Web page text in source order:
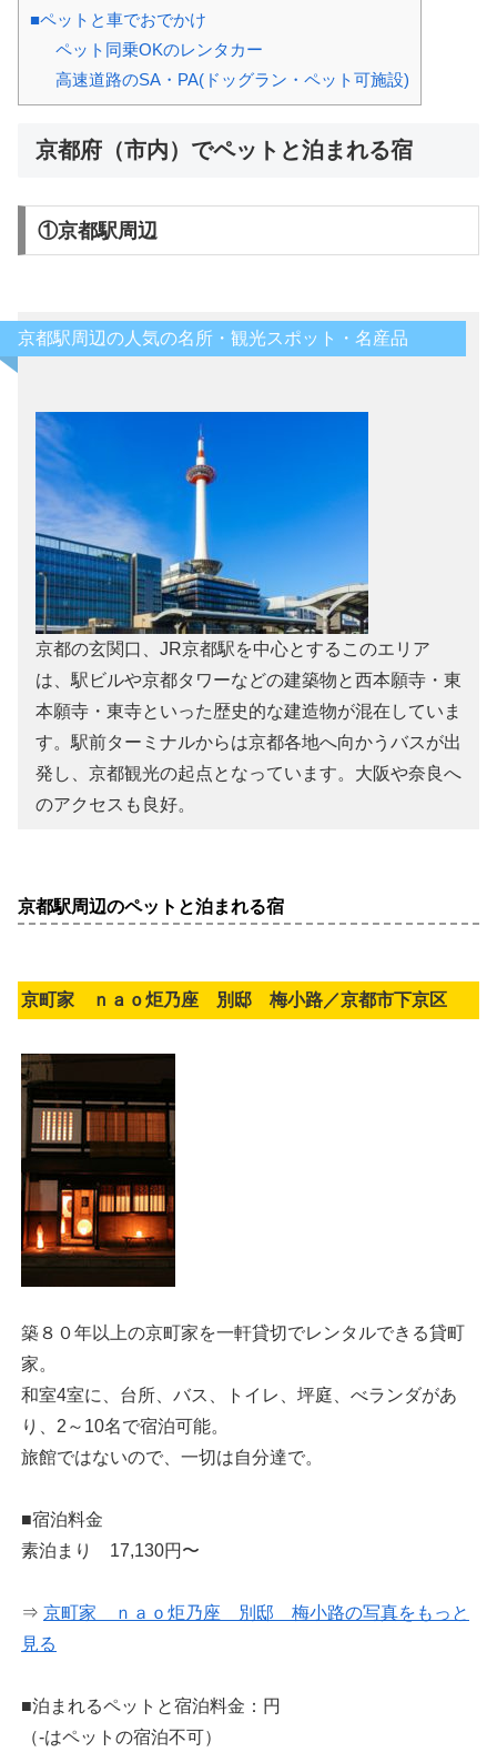
■ペットと車でおでかけ
ペット同乗OKのレンタカー
高速道路のSA・PA(ドッグラン・ペット可施設)
京都府（市内）でペットと泊まれる宿
①京都駅周辺
京都駅周辺の人気の名所・観光スポット・名産品
京都の玄関口、JR京都駅を中心とするこのエリア
は、駅ビルや京都タワーなどの建築物と西本願寺・東
本願寺・東寺といった歴史的な建造物が混在していま
す。駅前ターミナルからは京都各地へ向かうバスが出
発し、京都観光の起点となっています。大阪や奈良へ
のアクセスも良好。
京都駅周辺のペットと泊まれる宿
京町家 ｎａｏ炬乃座 別邸 梅小路／京都市下京区
築８０年以上の京町家を一軒貸切でレンタルできる貸町
家。
和室4室に、台所、バス、トイレ、坪庭、べランダがあ
り、2～10名で宿泊可能。
旅館ではないので、一切は自分達で。
■宿泊料金
素泊まり 17,130円〜
⇒ 京町家 ｎａｏ炬乃座 別邸 梅小路の写真をもっと
見る
■泊まれるペットと宿泊料金：円
（-はペットの宿泊不可）